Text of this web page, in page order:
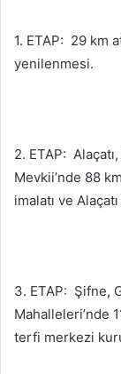
1. ETAP: 29 km
yenilenmesi.
2. ETAP:
Mevkii’nde 88
imalatı ve
3. ETAP: Şifne,
Mahalleleri’nde
terfi merkezi